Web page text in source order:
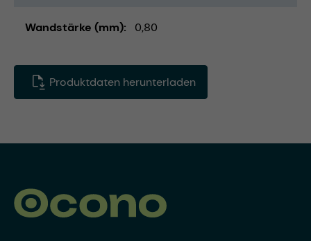
Wandstärke (mm) 0,80
Produktdaten herunterladen